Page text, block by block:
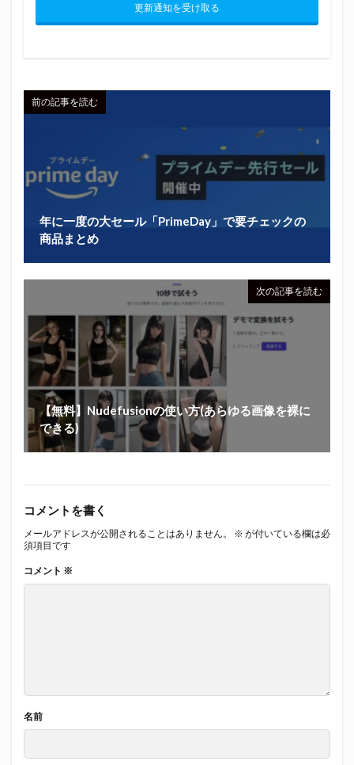
更新通知を受け取る
前の記事を読む
年に一度の大セール「PrimeDay」で要チェックの
商品まとめ
次の記事を読む
【無料】Nudefusionの使い方(あらゆる画像を裸に
できる)
コメントを書く
メールアドレスが公開されることはありません。 ※ が付いている欄は必
須項目です
コメント ※
名前